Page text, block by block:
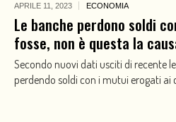
APRILE 11, 2023 ECONOMIA
Le banche perdono soldi
fosse, non è questa la
Secondo nuovi dati usciti di recente
perdendo soldi con i mutui erogati ai